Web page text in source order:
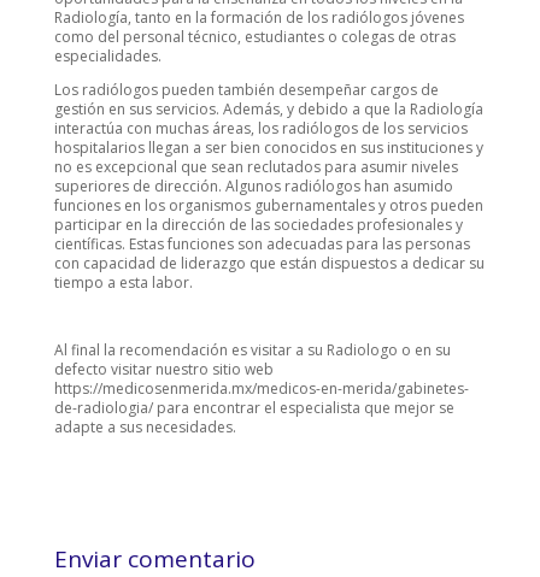
Radiología, tanto en la formación de los radiólogos jóvenes
como del personal técnico, estudiantes o colegas de otras
especialidades.
Los radiólogos pueden también desempeñar cargos de
gestión en sus servicios. Además, y debido a que la Radiología
interactúa con muchas áreas, los radiólogos de los servicios
hospitalarios llegan a ser bien conocidos en sus instituciones y
no es excepcional que sean reclutados para asumir niveles
superiores de dirección. Algunos radiólogos han asumido
funciones en los organismos gubernamentales y otros pueden
participar en la dirección de las sociedades profesionales y
científicas. Estas funciones son adecuadas para las personas
con capacidad de liderazgo que están dispuestos a dedicar su
tiempo a esta labor.
Al final la recomendación es visitar a su Radiologo o en su
defecto visitar nuestro sitio web
https://medicosenmerida.mx/medicos-en-merida/gabinetes-
de-radiologia/ para encontrar el especialista que mejor se
adapte a sus necesidades.
Enviar comentario